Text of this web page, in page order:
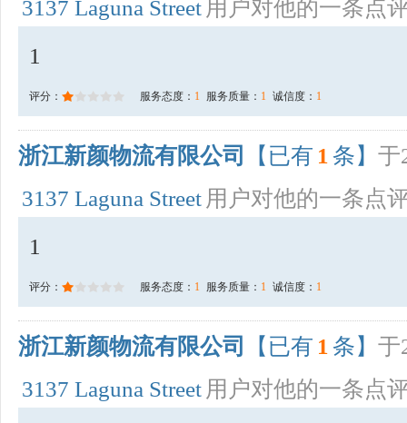
3137 Laguna Street 用户对他的一条点
1
评分： 服务态度： 1 服务质量： 1 诚信度： 1
浙江新颜物流有限公司 【已有 1 条】 于
3137 Laguna Street 用户对他的一条点
1
评分： 服务态度： 1 服务质量： 1 诚信度： 1
浙江新颜物流有限公司 【已有 1 条】 于
3137 Laguna Street 用户对他的一条点